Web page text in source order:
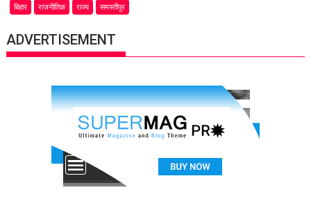
बिहार राजनीतिक राज्य समस्तीपुर
ADVERTISEMENT